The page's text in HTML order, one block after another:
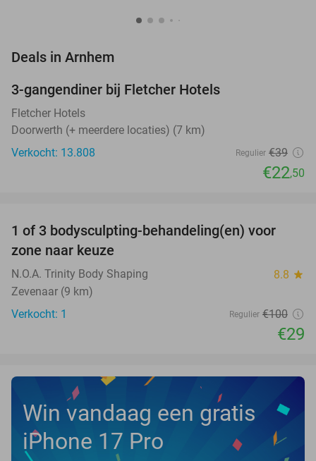
Deals in Arnhem
3-gangendiner bij Fletcher Hotels
Fletcher Hotels
Doorwerth (+ meerdere locaties) (7 km)
Verkocht: 13.808
Regulier €39
€22,50
71%
TODAY
1 of 3 bodysculpting-behandeling(en) voor
zone naar keuze
N.O.A. Trinity Body Shaping 8.8 star
Zevenaar (9 km)
Verkocht: 1
Regulier €100
€29
Win vandaag een gratis
iPhone 17 Pro